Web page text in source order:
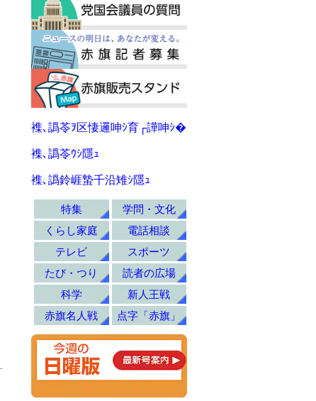
襍､譌苓ｦ区悽邏呻ｼ育┌譁呻ｼ�
襍､譌苓ｳｼ隱ｭ
襍､譌鈴崕蟄千沿雉ｼ隱ｭ
特集
学問・文化
くらし家庭
電話相談
テレビ
スポーツ
たび・つり
読者の広場
科学
新人王戦
赤旗名人戦
点字「赤旗」